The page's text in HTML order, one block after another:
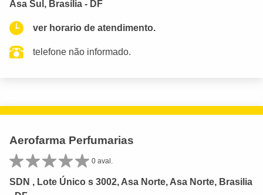
Asa Sul, Brasília - DF
ver horario de atendimento.
telefone não informado.
Aerofarma Perfumarias
0 aval.
SDN , Lote Único s 3002, Asa Norte, Asa Norte, Brasilia